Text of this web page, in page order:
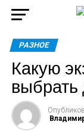
РАЗНОЕ
Какую